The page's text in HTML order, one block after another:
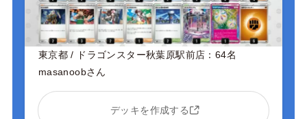
東京都 / ドラゴンスター秋葉原駅前店：64名
masanoobさん
デッキを作成する